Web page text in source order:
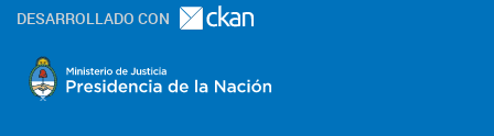
DESARROLLADO CON